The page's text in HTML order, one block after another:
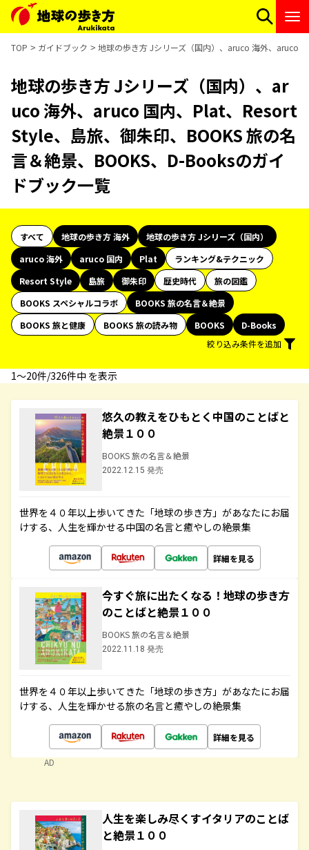
TOP ガイドブック 地球の歩き方 Jシリーズ（国内）、aruco 海外、aruco
地球の歩き方 Jシリーズ（国内）、ar
uco 海外、aruco 国内、Plat、Resort
Style、島旅、御朱印、BOOKS 旅の名
言＆絶景、BOOKS、D-Booksのガイ
ドブック一覧
すべて 地球の歩き方 海外
地球の歩き方 Jシリーズ（国内）
aruco 海外
aruco 国内 Plat
ランキング&テクニック
Resort Style
島旅 御朱印 歴史時代
旅の図鑑
BOOKS スペシャルコラボ
BOOKS 旅の名言＆絶景
BOOKS 旅と健康
BOOKS 旅の読み物 BOOKS
D-Books
絞り込み条件を追加
1〜20件/326件中 を表示
悠久の教えをひもとく中国のことばと
絶景１００
BOOKS 旅の名言＆絶景
2022.12.15 発売
世界を４０年以上歩いてきた「地球の歩き方」があなたにお届
けする、人生を輝かせる中国の名言と癒やしの絶景集
詳細を見る
今すぐ旅に出たくなる！地球の歩き方
のことばと絶景１００
BOOKS 旅の名言＆絶景
2022.11.18 発売
世界を４０年以上歩いてきた「地球の歩き方」があなたにお届
けする、人生を輝かせる旅の名言と癒やしの絶景集
詳細を見る
AD
人生を楽しみ尽くすイタリアのことば
と絶景１００